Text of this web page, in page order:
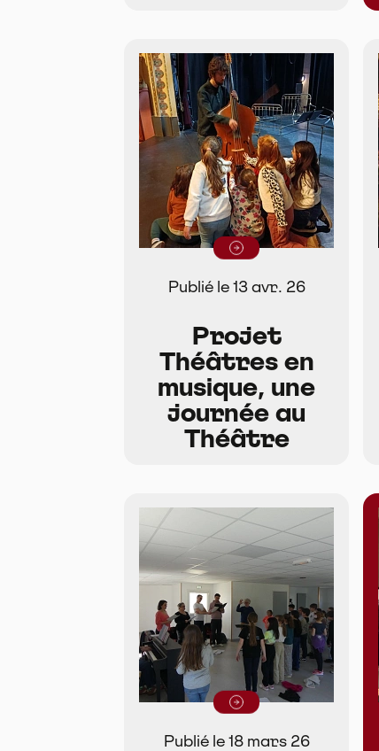
Lire la suite
Publié le 13 avr. 26
Projet
Théâtres en
musique, une
journée au
Théâtre
Lire la suite
Publié le 18 mars 26